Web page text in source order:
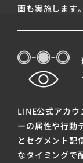
画も実施します。
LINE公式アカ
ーの属性や行動
とセグメント配
なタイミングで